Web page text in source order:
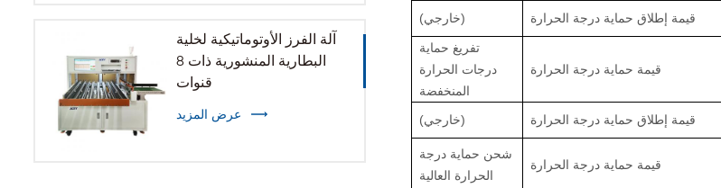
آلة الفرز الأوتوماتيكية لخلية
البطارية المنشورية ذات 8
قنوات
عرض المزيد
(خارجي) قيمة إطلاق حماية درجة الحرارة
تفريغ حماية
درجات الحرارة
المنخفضة
قيمة حماية درجة الحرارة
(خارجي) قيمة إطلاق حماية درجة الحرارة
شحن حماية درجة
الحرارة العالية
قيمة حماية درجة الحرارة